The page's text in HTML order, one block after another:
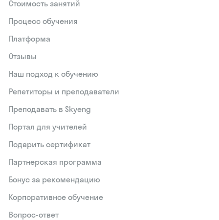
Стоимость занятий
Процесс обучения
Платформа
Отзывы
Наш подход к обучению
Репетиторы и преподаватели
Преподавать в Skyeng
Портал для учителей
Подарить сертификат
Партнерская программа
Бонус за рекомендацию
Корпоративное обучение
Вопрос-ответ